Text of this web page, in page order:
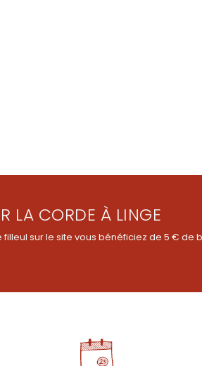
LA CORDE À LINGE
sur le site vous bénéficiez de 5 € de